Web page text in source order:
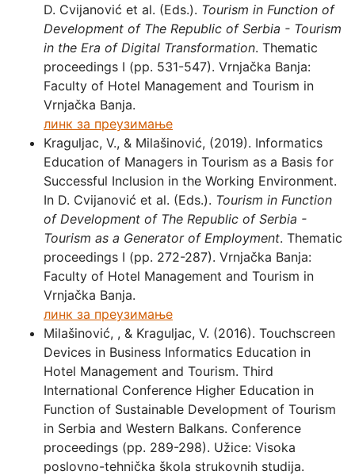
D. Cvijanović et al. (Eds.). Tourism in Function of
Development of The Republic of Serbia - Tourism
in the Era of Digital Transformation. Thematic
proceedings I (pp. 531-547). Vrnjačka Banja:
Faculty of Hotel Management and Tourism in
Vrnjačka Banja.
линк за преузимање
Kraguljac, V., & Milašinović, (2019). Informatics
Education of Managers in Tourism as a Basis for
Successful Inclusion in the Working Environment.
In D. Cvijanović et al. (Eds.). Tourism in Function
of Development of The Republic of Serbia -
Tourism as a Generator of Employment. Thematic
proceedings I (pp. 272-287). Vrnjačka Banja:
Faculty of Hotel Management and Tourism in
Vrnjačka Banja.
линк за преузимање
Milašinović, , & Kraguljac, V. (2016). Touchscreen
Devices in Business Informatics Education in
Hotel Management and Tourism. Third
International Conference Higher Education in
Function of Sustainable Development of Tourism
in Serbia and Western Balkans. Conference
proceedings (pp. 289-298). Užice: Visoka
poslovno-tehnička škola strukovnih studija.